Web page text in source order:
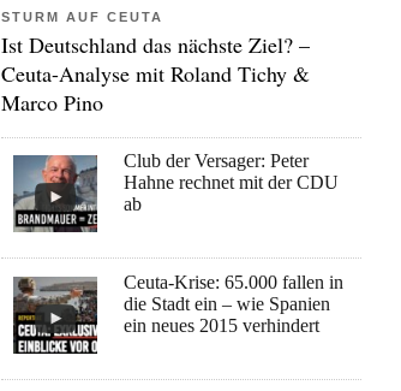
STURM AUF CEUTA
Ist Deutschland das nächste Ziel? –
Ceuta-Analyse mit Roland Tichy &
Marco Pino
Club der Versager: Peter
Hahne rechnet mit der CDU
ab
Ceuta-Krise: 65.000 fallen in
die Stadt ein – wie Spanien
ein neues 2015 verhindert